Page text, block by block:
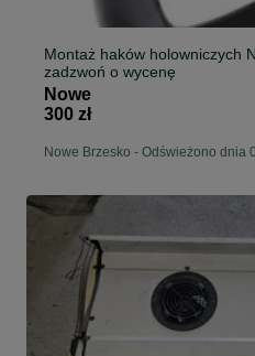
Montaż haków holowniczych
zadzwoń o wycenę
Nowe
300 zł
Nowe Brzesko - Odświeżono dnia